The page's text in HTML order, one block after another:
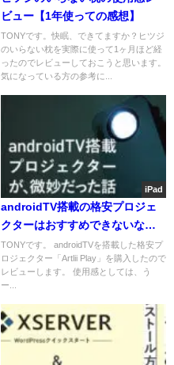
ビュー【1年使っての感想】
TONYです。快眠、できてますか？ヒツジ
のいらない枕を実際に使って1ヶ月ほど経
ったのでレビューしておこうと思います。
気になっている方の参考に...
iPad
androidTV搭載の格安プロジェ
クターはおすすめできないなっ
て話
TONYです。 androidTVを搭載した格安プ
ロジェクター「Artlii Play」を購入したので
レビューします。 使用感としては、う
ー...